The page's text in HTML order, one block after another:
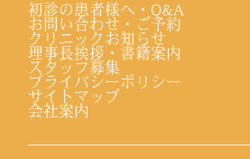
初診の患者様へ・Q&A
お問い合わせ・ご予約
クリニックお知らせ
理事長挨拶・書籍案内
スタッフ募集
プライバシーポリシー
サイトマップ
会社案内